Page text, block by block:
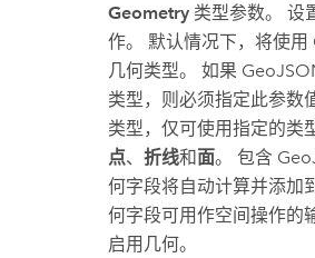
Geometry 类型参数。 设
作。 默认情况下，将使
几何类型。 如果
类型，则必须指定此参数
类型，仅可使用指定的类
点、折线和面。 包含
何字段将自动计算并添加
何字段可用作空间操作的
启用几何。